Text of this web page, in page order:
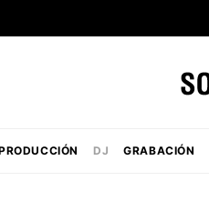
DJ GRABACIÓN